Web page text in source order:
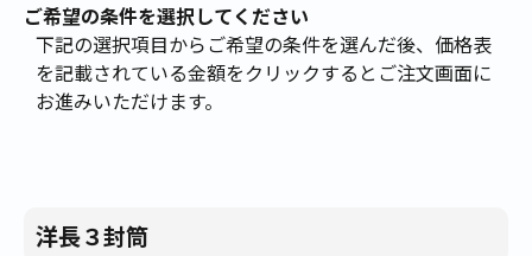
ご希望の条件を選択してください
下記の選択項目からご希望の条件を選んだ後、価格表
を記載されている金額をクリックするとご注文画面に
お進みいただけます。
洋長３封筒